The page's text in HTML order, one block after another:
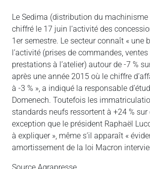
Le Sedima (distribution du machinisme
chiffré le 17 juin l’activité des
1er semestre. Le secteur connaît « une
l’activité (prises de commandes, ventes
prestations à l’atelier) autour de -7 %
après une année 2015 où le chiffre
à -3 % », a indiqué la responsable
Domenech. Toutefois les
standards neufs ressortent à +24 %
exception que le président Raphaël
à expliquer », même s’il apparaît «
amortissement de la loi Macron
Source Agrapresse.